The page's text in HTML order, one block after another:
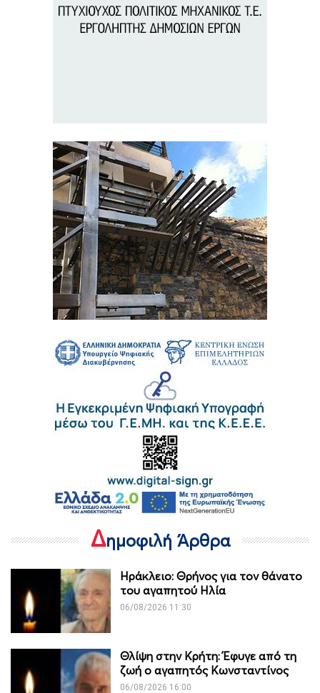
Δημοφιλή Άρθρα
Ηράκλειο: Θρήνος για τον θάνατο
του αγαπητού Ηλία
06/08/2026 11:30
Θλίψη στην Κρήτη: Έφυγε από τη
ζωή ο αγαπητός Κωνσταντίνος
06/08/2026 16:00